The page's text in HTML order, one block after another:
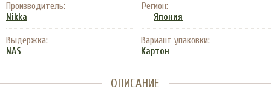
Производитель:
Nikka
Регион:
Япония
Выдержка:
NAS
Вариант упаковки:
Картон
ОПИСАНИЕ